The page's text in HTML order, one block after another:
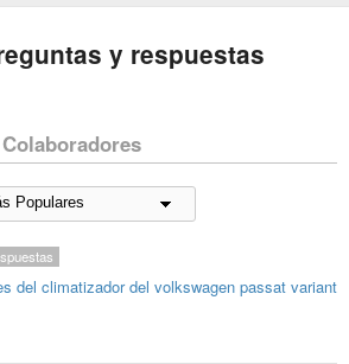
y respuestas
Colaboradores
del climatizador del volkswagen passat variant